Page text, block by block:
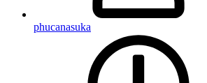
phucanasuka